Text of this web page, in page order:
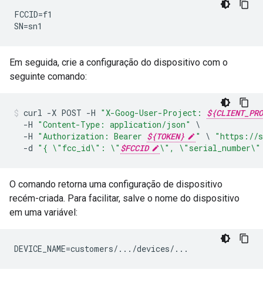
FCCID=f1
SN=sn1
Em seguida, crie a configuração do dispositivo com o
seguinte comando:
curl -X POST -H "X-Goog-User-Project:
-H "Content-Type: application/json"
-H "Authorization: Bearer ${TOKEN} " \ "https://
-d "{ \" fcc_id\" : \" $FCCID \" , \"serial_number\"
O comando retorna uma configuração de dispositivo
recém-criada. Para facilitar, salve o nome do dispositivo
em uma variável:
DEVICE_NAME=customers/.../devices/...